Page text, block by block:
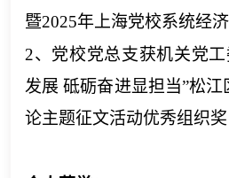
暨2025年上海党校系统经
2、 党校党总支获机关党
发展 砥砺奋进显担当”松江
论主题征文活动优秀组织奖